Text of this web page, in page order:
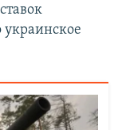
украинское